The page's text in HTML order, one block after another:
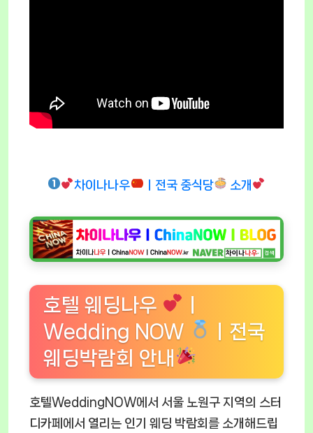
차이나나우 ㅣ전국 중식당 소개
호텔 웨딩나우
Wedding NOW
ㅣ전국
웨딩박람회 안내
호텔WeddingNOW에서 서울 노원구 지역의 스터
디카페에서 열리는 인기 웨딩 박람회를 소개해드립